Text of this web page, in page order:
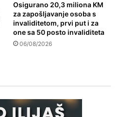
Osigurano 20,3 miliona KM
za zapošljavanje osoba s
invaliditetom, prvi put i za
one sa 50 posto invaliditeta
06/08/2026